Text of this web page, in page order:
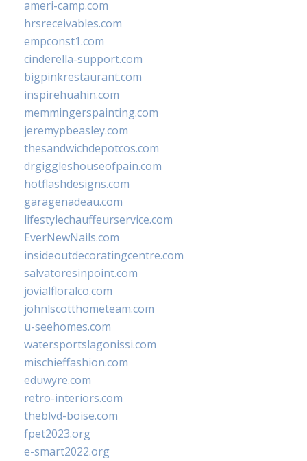
ameri-camp.com
hrsreceivables.com
empconst1.com
cinderella-support.com
bigpinkrestaurant.com
inspirehuahin.com
memmingerspainting.com
jeremypbeasley.com
thesandwichdepotcos.com
drgiggleshouseofpain.com
hotflashdesigns.com
garagenadeau.com
lifestylechauffeurservice.com
EverNewNails.com
insideoutdecoratingcentre.com
salvatoresinpoint.com
jovialfloralco.com
johnlscotthometeam.com
u-seehomes.com
watersportslagonissi.com
mischieffashion.com
eduwyre.com
retro-interiors.com
theblvd-boise.com
fpet2023.org
e-smart2022.org